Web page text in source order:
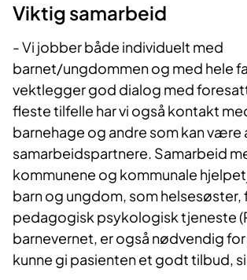
Viktig samarbeid
- Vi jobber både individuelt med
barnet/ungdommen og med hele
vektlegger god dialog med
fleste tilfelle har vi også kontakt
barnehage og andre som kan være
samarbeidspartnere. Samarbeid
kommunene og kommunale
barn og ungdom, som helsesøster,
pedagogisk psykologisk tjeneste
barnevernet, er også nødvendig for
kunne gi pasienten et godt tilbud,